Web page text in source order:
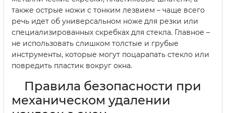
также острые ножи с тонким лезвием – чаще всего
речь идет об универсальном ножe для резки или
специализированных скребках для стекла. Главное –
не использовать слишком толстые и грубые
инструменты, которые могут поцарапать стекло или
повредить пластик вокруг окна.
Правила безопасности при
механическом удалении